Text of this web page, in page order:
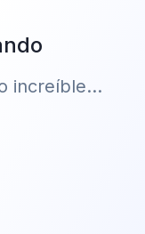
increíble...